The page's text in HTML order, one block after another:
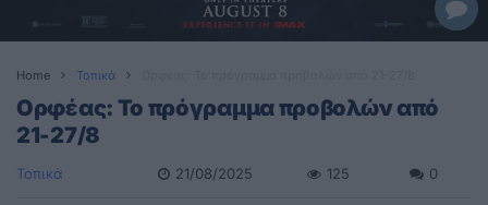
Home Τοπικά
Oρφέας: Το πρόγραμμα προβολών από
21-27/8
Τοπικά 21/08/2025 125 0